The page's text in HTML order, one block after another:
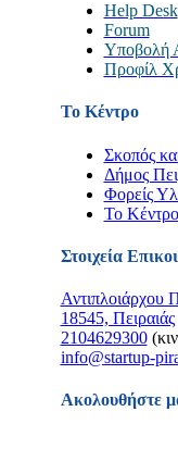
Help Desk
Forum
Υποβολή
Προφίλ
Το Κέντρο
Σκοπός
Δήμος
Φορείς
Το Κέντρο
Στοιχεία
18545, Πειραιάς
2104629300
info@startup-
Ακολουθήστε